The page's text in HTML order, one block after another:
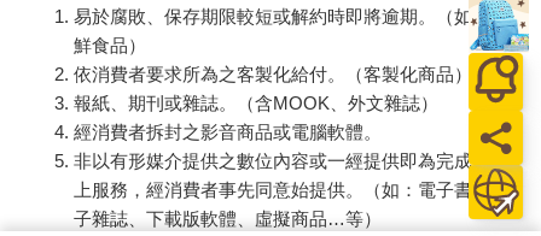
易於腐敗、保存期限較短或解約時即將逾期。（如：生
鮮食品）
依消費者要求所為之客製化給付。（客製化商品）
報紙、期刊或雜誌。（含MOOK、外文雜誌）
經消費者拆封之影音商品或電腦軟體。
非以有形媒介提供之數位內容或一經提供即為完成之線
上服務，經消費者事先同意始提供。（如：電子書、電
子雜誌、下載版軟體、虛擬商品…等）